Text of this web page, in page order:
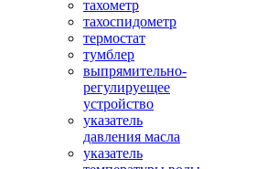
тахометр
тахоспидометр
термостат
тумблер
выпрямительно-
регулируещее
устройство
указатель
давления масла
указатель